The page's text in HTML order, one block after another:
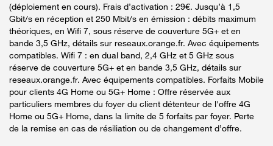
(déploiement en cours). Frais d’activation : 29€. Jusqu’à 1,5
Gbit/s en réception et 250 Mbit/s en émission : débits maximum
théoriques, en Wifi 7, sous réserve de couverture 5G+ et en
bande 3,5 GHz, détails sur reseaux.orange.fr. Avec équipements
compatibles. Wifi 7 : en dual band, 2,4 GHz et 5 GHz sous
réserve de couverture 5G+ et en bande 3,5 GHz, détails sur
reseaux.orange.fr. Avec équipements compatibles. Forfaits Mobile
pour clients 4G Home ou 5G+ Home : Offre réservée aux
particuliers membres du foyer du client détenteur de l'offre 4G
Home ou 5G+ Home, dans la limite de 5 forfaits par foyer. Perte
de la remise en cas de résiliation ou de changement d’offre.